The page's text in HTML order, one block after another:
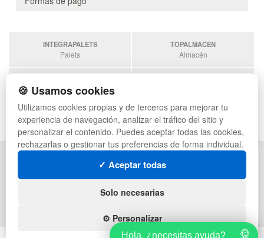
INTEGRAPALETS
Palets
TOPALMACEN
Almacén
Contenedores
ESTANTERIASKIT
Estanterias
POLÍTICA DE PRIVACIDAD
MAPA WEB
🍪 Usamos cookies
Utilizamos cookies propias y de terceros para mejorar tu
experiencia de navegación, analizar el tráfico del sitio y
personalizar el contenido. Puedes aceptar todas las cookies,
rechazarlas o gestionar tus preferencias de forma individual.
✓ Aceptar todas
Solo necesarias
⚙️ Personalizar
Hola, ¿necesitas ayuda?